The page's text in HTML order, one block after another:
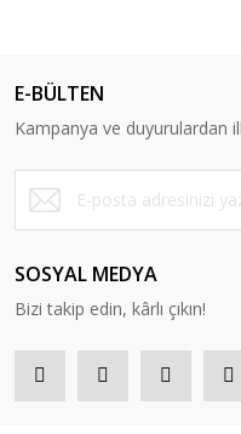
E-BÜLTEN
Kampanya ve duyurulardan
SOSYAL MEDYA
Bizi takip edin, kârlı çıkın!